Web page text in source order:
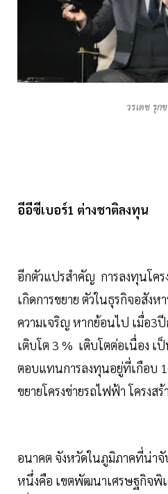
วรเดช รุก
อีอีซีเบอร์1 ต่างชาติลงทุน
อีกตัวแปรสำคัญ การลงทุนโค
เกิดการขยาย ตัวในธุรกิจอสังห
ความเจริญ หากย้อนไป เมื่อ3
เติบโต 3 % เติบโตต่อเนื่อง
ตอบแทนการลงทุนอยู่ที่เกือบ
ขยายโครงข่ายรถไฟฟ้า โครงส
อนาคต จังหวัดในภูมิภาคที่น่า
หนึ่งคือ เขตพัฒนาเศรษฐกิจพิ